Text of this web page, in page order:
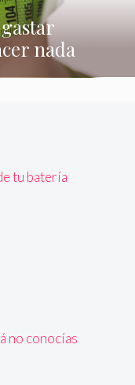
nada
tu batería
no conocías